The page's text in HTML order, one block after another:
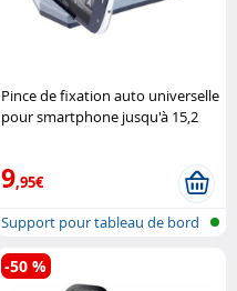
Pince de fixation auto universelle
pour smartphone jusqu'à 15,2
9,95€
Support pour tableau de bord
de voi...
-50 %